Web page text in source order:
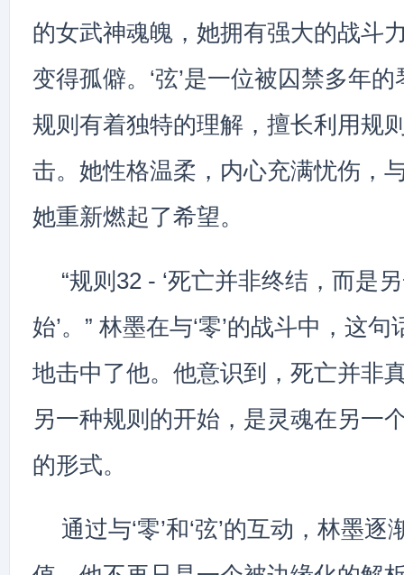
的女武神魂魄，她拥有强大的战斗
变得孤僻。‘弦’是一位被囚禁多年
规则有着独特的理解，擅长利用规
击。她性格温柔，内心充满忧伤，
她重新燃起了希望。
“规则32 - ‘死亡并非终结，而是
始’。” 林墨在与‘零’的战斗中，这
地击中了他。他意识到，死亡并非
另一种规则的开始，是灵魂在另一
的形式。
通过与‘零’和‘弦’的互动，林墨